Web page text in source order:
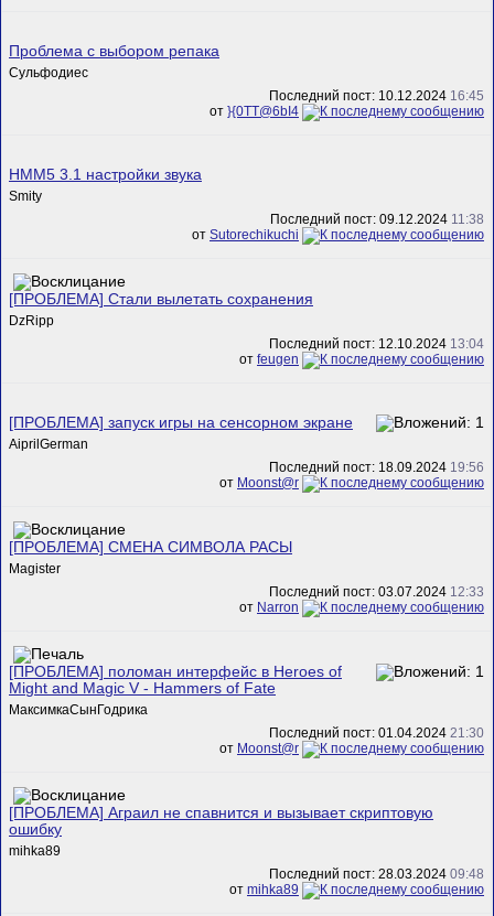
Проблема с выбором репака
Сульфодиес
Последний пост: 10.12.2024 16:45
от }{0TT@6bI4
HMM5 3.1 настройки звука
Smity
Последний пост: 09.12.2024 11:38
от Sutorechikuchi
[ПРОБЛЕМА] Стали вылетать сохранения
DzRipp
Последний пост: 12.10.2024 13:04
от feugen
[ПРОБЛЕМА] запуск игры на сенсорном экране
AiprilGerman
Последний пост: 18.09.2024 19:56
от Mооnst@r
[ПРОБЛЕМА] СМЕНА СИМВОЛА РАСЫ
Magister
Последний пост: 03.07.2024 12:33
от Narron
[ПРОБЛЕМА] поломан интерфейс в Heroes of
Might and Magic V - Hammers of Fate
МаксимкаСынГодрика
Последний пост: 01.04.2024 21:30
от Mооnst@r
[ПРОБЛЕМА] Аграил не спавнится и вызывает скриптовую
ошибку
mihka89
Последний пост: 28.03.2024 09:48
от mihka89